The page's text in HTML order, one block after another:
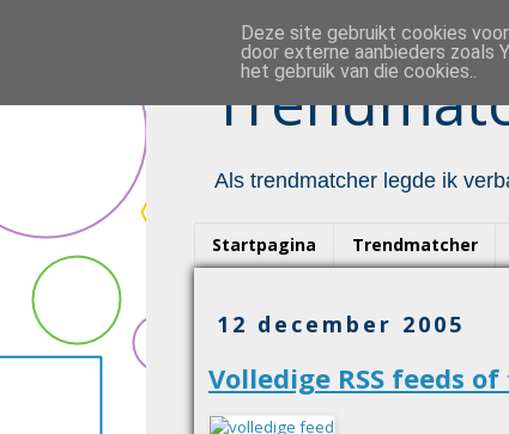
Als trendmatcher legde ik
Startpagina Trendmatcher
12 december 2005
Volledige RSS feeds
Deze site gebruikt cookies
door externe aanbieders zoals
het gebruik van die cookies..